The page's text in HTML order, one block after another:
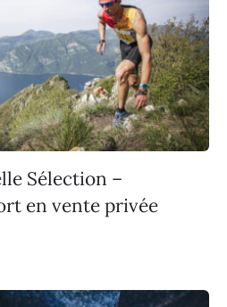
Sélection –
en vente privée